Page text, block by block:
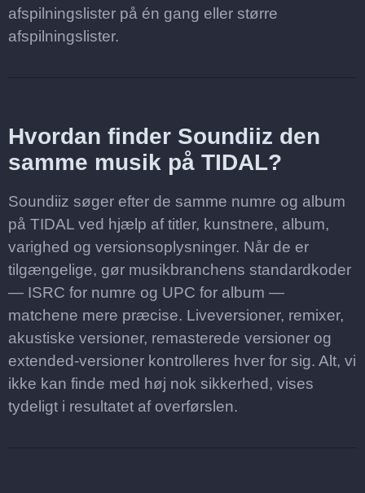
afspilningslister på én gang eller større
afspilningslister.
Hvordan finder Soundiiz den
samme musik på TIDAL?
Soundiiz søger efter de samme numre og album
på TIDAL ved hjælp af titler, kunstnere, album,
varighed og versionsoplysninger. Når de er
tilgængelige, gør musikbranchens standardkoder
— ISRC for numre og UPC for album —
matchene mere præcise. Liveversioner, remixer,
akustiske versioner, remasterede versioner og
extended-versioner kontrolleres hver for sig. Alt, vi
ikke kan finde med høj nok sikkerhed, vises
tydeligt i resultatet af overførslen.